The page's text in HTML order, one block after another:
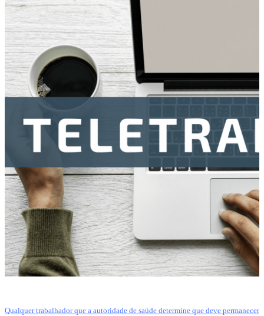
Qualquer trabalhador que a autoridade de saúde determine que deve permanecer